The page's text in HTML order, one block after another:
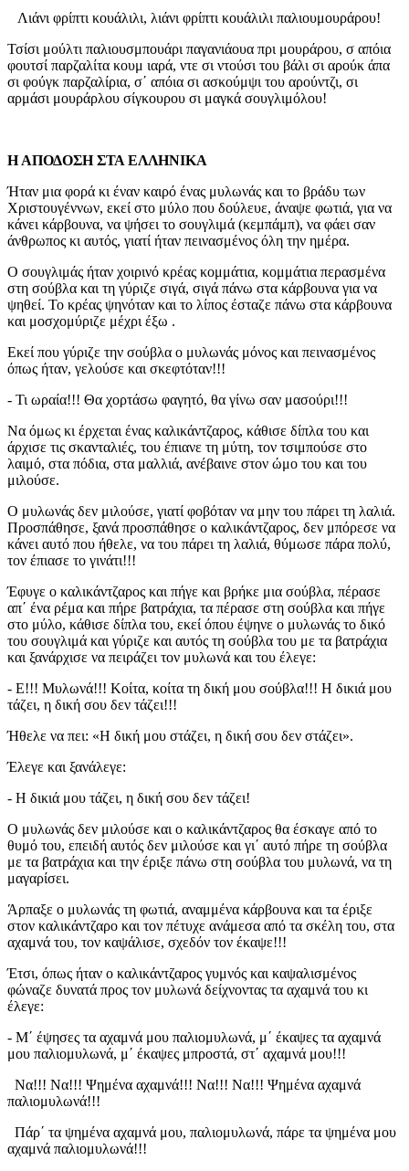
Λιάνι φρίπτι κουάλιλι, λιάνι φρίπτι κουάλιλι παλιουμουράρου!
Τσίσι μούλτι παλιουσμπουάρι παγανιάουα πρι μουράρου, σ απόια
φουτσί παρζαλίτα κουμ ιαρά, ντε σι ντούσι του βάλι σι αρούκ άπα
σι φούγκ παρζαλίρια, σ΄ απόια σι ασκούμψι του αρούντζι, σι
αρμάσι μουράρλου σίγκουρου σι μαγκά σουγλιμόλου!
Η ΑΠΟΔΟΣΗ ΣΤΑ ΕΛΛΗΝΙΚΑ
Ήταν μια φορά κι έναν καιρό ένας μυλωνάς και το βράδυ των
Χριστουγέννων, εκεί στο μύλο που δούλευε, άναψε φωτιά, για να
κάνει κάρβουνα, να ψήσει το σουγλιμά (κεμπάμπ), να φάει σαν
άνθρωπος κι αυτός, γιατί ήταν πεινασμένος όλη την ημέρα.
Ο σουγλιμάς ήταν χοιρινό κρέας κομμάτια, κομμάτια περασμένα
στη σούβλα και τη γύριζε σιγά, σιγά πάνω στα κάρβουνα για να
ψηθεί. Το κρέας ψηνόταν και το λίπος έσταζε πάνω στα κάρβουνα
και μοσχομύριζε μέχρι έξω .
Εκεί που γύριζε την σούβλα ο μυλωνάς μόνος και πεινασμένος
όπως ήταν, γελούσε και σκεφτόταν!!!
- Τι ωραία!!! Θα χορτάσω φαγητό, θα γίνω σαν μασούρι!!!
Να όμως κι έρχεται ένας καλικάντζαρος, κάθισε δίπλα του και
άρχισε τις σκανταλιές, του έπιανε τη μύτη, τον τσιμπούσε στο
λαιμό, στα πόδια, στα μαλλιά, ανέβαινε στον ώμο του και του
μιλούσε.
Ο μυλωνάς δεν μιλούσε, γιατί φοβόταν να μην του πάρει τη λαλιά.
Προσπάθησε, ξανά προσπάθησε ο καλικάντζαρος, δεν μπόρεσε να
κάνει αυτό που ήθελε, να του πάρει τη λαλιά, θύμωσε πάρα πολύ,
τον έπιασε το γινάτι!!!
Έφυγε ο καλικάντζαρος και πήγε και βρήκε μια σούβλα, πέρασε
απ΄ ένα ρέμα και πήρε βατράχια, τα πέρασε στη σούβλα και πήγε
στο μύλο, κάθισε δίπλα του, εκεί όπου έψηνε ο μυλωνάς το δικό
του σουγλιμά και γύριζε και αυτός τη σούβλα του με τα βατράχια
και ξανάρχισε να πειράζει τον μυλωνά και του έλεγε:
- Ε!!! Μυλωνά!!! Κοίτα, κοίτα τη δική μου σούβλα!!! Η δικιά μου
τάζει, η δική σου δεν τάζει!!!
Ήθελε να πει: «Η δική μου στάζει, η δική σου δεν στάζει».
Έλεγε και ξανάλεγε:
- Η δικιά μου τάζει, η δική σου δεν τάζει!
Ο μυλωνάς δεν μιλούσε και ο καλικάντζαρος θα έσκαγε από το
θυμό του, επειδή αυτός δεν μιλούσε και γι΄ αυτό πήρε τη σούβλα
με τα βατράχια και την έριξε πάνω στη σούβλα του μυλωνά, να τη
μαγαρίσει.
Άρπαξε ο μυλωνάς τη φωτιά, αναμμένα κάρβουνα και τα έριξε
στον καλικάντζαρο και τον πέτυχε ανάμεσα από τα σκέλη του, στα
αχαμνά του, τον καψάλισε, σχεδόν τον έκαψε!!!
Έτσι, όπως ήταν ο καλικάντζαρος γυμνός και καψαλισμένος
φώναζε δυνατά προς τον μυλωνά δείχνοντας τα αχαμνά του κι
έλεγε:
- Μ΄ έψησες τα αχαμνά μου παλιομυλωνά, μ΄ έκαψες τα αχαμνά
μου παλιομυλωνά, μ΄ έκαψες μπροστά, στ΄ αχαμνά μου!!!
Να!!! Να!!! Ψημένα αχαμνά!!! Να!!! Να!!! Ψημένα αχαμνά
παλιομυλωνά!!!
Πάρ΄ τα ψημένα αχαμνά μου, παλιομυλωνά, πάρε τα ψημένα μου
αχαμνά παλιομυλωνά!!!